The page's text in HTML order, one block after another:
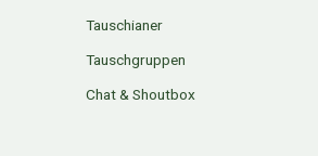
Tauschianer
Tauschgruppen
Chat & Shoutbox